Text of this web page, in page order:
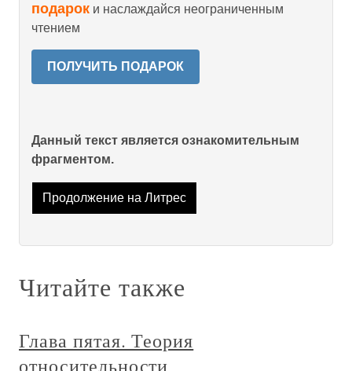
подарок и наслаждайся неограниченным
чтением
ПОЛУЧИТЬ ПОДАРОК
Данный текст является ознакомительным
фрагментом.
Продолжение на Литрес
Читайте также
Глава пятая. Теория
относительности